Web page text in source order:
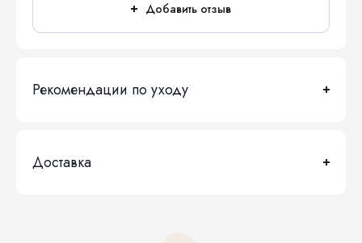
Добавить отзыв
Рекомендации по уходу
Доставка